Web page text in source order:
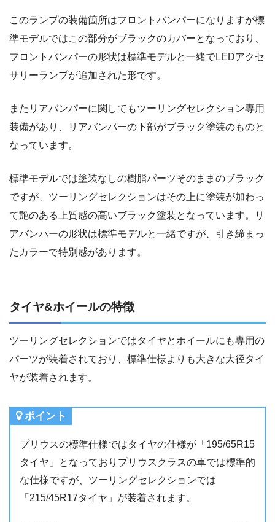
このランプの装備箇所はフロントバンパーになりますが標
準モデルではこの部分がブラックのカバーとなっており、
フロントバンパーの形状は標準モデルと一緒でLEDアクセ
サリーランプが追加された形です。
またリアバンパーに関してもツーリングセレクション専用
装備があり、リアバンパーの下部がブラック塗装のものと
なっています。
標準モデルでは塗装なしの樹脂パーツそのままのブラック
ですが、ツーリングセレクションはその上に塗装が加わっ
て艶のある上質感の高いブラック塗装となっています。リ
アバンパーの形状は標準モデルと一緒ですが、引き締まっ
たカラーで特別感があります。
タイヤ&ホイールの特徴
ツーリングセレクションではタイヤとホイールにも専用の
パーツが装着されており、標準仕様よりも大きな大径タイ
ヤが装着されます。
ポイント
プリウスの標準仕様ではタイヤの仕様が「195/65R15
タイヤ」となっておりプリウスクラスの車では標準的
な仕様ですが、ツーリングセレクションでは
「215/45R17タイヤ」が装着されます。